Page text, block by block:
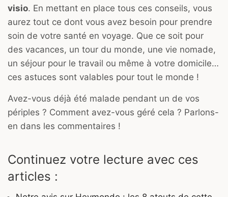
visio. En mettant en place tous ces conseils, vous
aurez tout ce dont vous avez besoin pour prendre
soin de votre santé en voyage. Que ce soit pour
des vacances, un tour du monde, une vie nomade,
un séjour pour le travail ou même à votre domicile…
ces astuces sont valables pour tout le monde !
Avez-vous déjà été malade pendant un de vos
périples ? Comment avez-vous géré cela ? Parlons-
en dans les commentaires !
Continuez votre lecture avec ces
articles :